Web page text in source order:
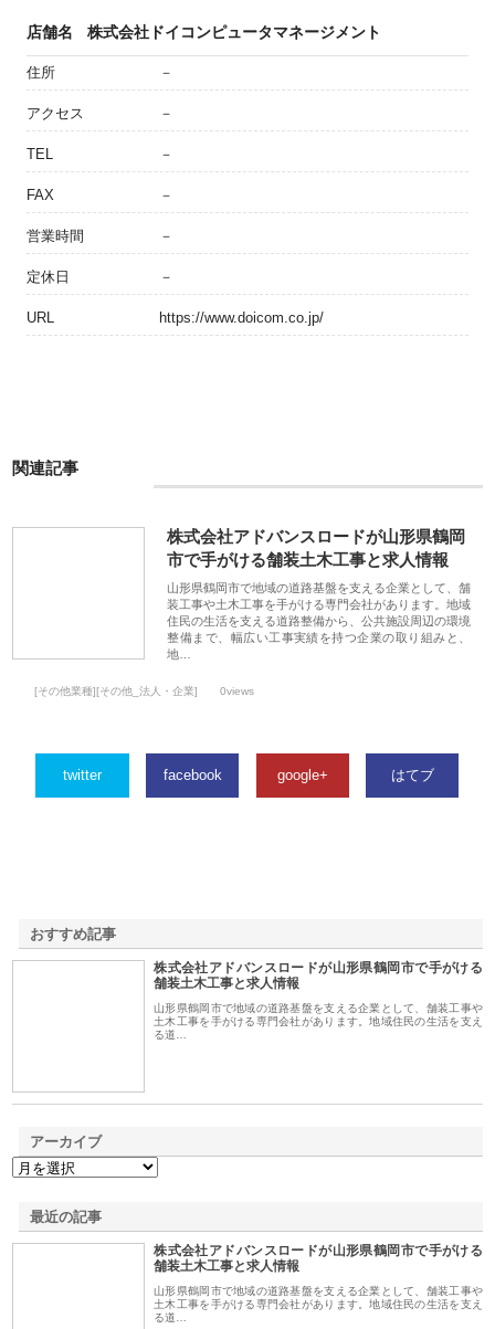
店舗名 株式会社ドイコンピュータマネージメント
住所 －
アクセス －
TEL －
FAX －
営業時間 －
定休日 －
URL https://www.doicom.co.jp/
関連記事
株式会社アドバンスロードが山形県鶴岡
市で手がける舗装土木工事と求人情報
山形県鶴岡市で地域の道路基盤を支える企業として、舗
装工事や土木工事を手がける専門会社があります。地域
住民の生活を支える道路整備から、公共施設周辺の環境
整備まで、幅広い工事実績を持つ企業の取り組みと、
地…
[その他業種][その他_法人・企業] 0views
twitter facebook google+ はてブ
おすすめ記事
株式会社アドバンスロードが山形県鶴岡市で手がける
舗装土木工事と求人情報
山形県鶴岡市で地域の道路基盤を支える企業として、舗装工事や
土木工事を手がける専門会社があります。地域住民の生活を支え
る道…
アーカイブ
最近の記事
株式会社アドバンスロードが山形県鶴岡市で手がける
舗装土木工事と求人情報
山形県鶴岡市で地域の道路基盤を支える企業として、舗装工事や
土木工事を手がける専門会社があります。地域住民の生活を支え
る道…